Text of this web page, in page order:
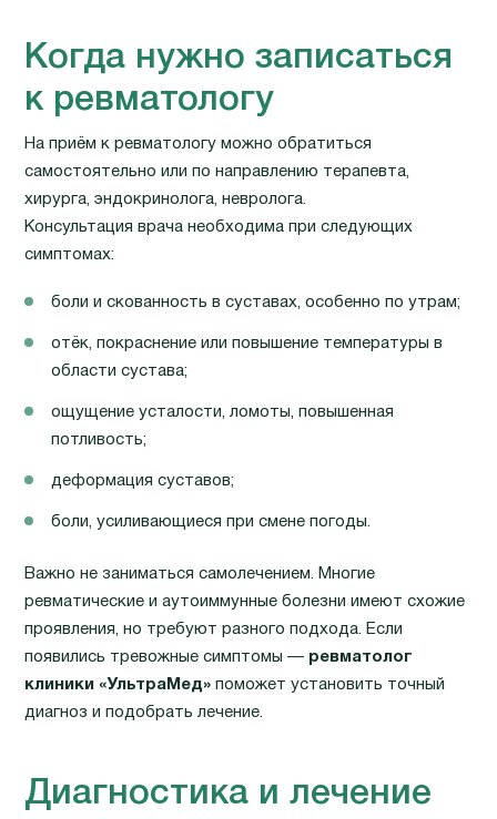
Когда нужно записаться
к ревматологу
На приём к ревматологу можно обратиться
самостоятельно или по направлению терапевта,
хирурга, эндокринолога, невролога.
Консультация врача необходима при следующих
симптомах:
боли и скованность в суставах, особенно по утрам;
отёк, покраснение или повышение температуры в
области сустава;
ощущение усталости, ломоты, повышенная
потливость;
деформация суставов;
боли, усиливающиеся при смене погоды.
Важно не заниматься самолечением. Многие
ревматические и аутоиммунные болезни имеют схожие
проявления, но требуют разного подхода. Если
появились тревожные симптомы — ревматолог
клиники «УльтраМед» поможет установить точный
диагноз и подобрать лечение.
Диагностика и лечение